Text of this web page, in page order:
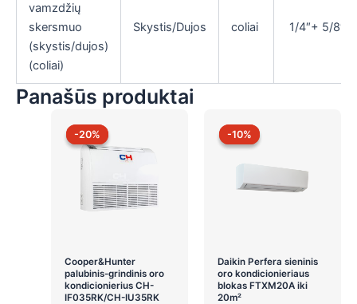
vamzdžių
skersmuo
(skystis/dujos)
(coliai)
Skystis/Dujos coliai 1/4″+ 5/8″
Panašūs produktai
-20%
-20%
Cooper&Hunter
palubinis-grindinis oro
kondicionierius CH-
IF035RK/CH-IU35RK
-10%
-10%
Daikin Perfera sieninis
oro kondicionieriaus
blokas FTXM20A iki
20m²